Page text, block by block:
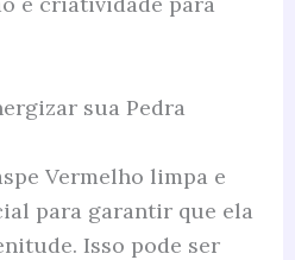
sua Pedra
Vermelho limpa e
para garantir que ela
Isso pode ser